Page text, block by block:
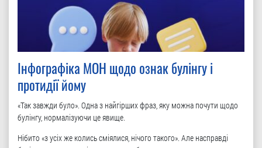
Інфографіка МОН щодо ознак булінгу і
протидії йому
«Так завжди було». Одна з найгірших фраз, яку можна почути щодо
булінгу, нормалізуючи це явище.
Нібито «з усіх же колись сміялися, нічого такого». Але насправді